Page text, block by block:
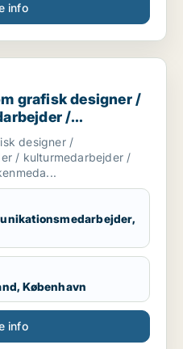
info
designer /
grafisk designer /
/
medarbejder /
designer /
/ kulturmedarbejder /
København
info